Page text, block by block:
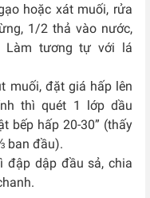
hoặc xát muối, rửa
1/2 thả vào nước,
Làm tương tự với lá
muối, đặt giá hấp lên
thì quét 1 lớp dầu
bếp hấp 20-30” (thấy
ban đầu).
đập dập đầu sả, chia